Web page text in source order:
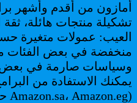
أمازون من أقدم وأشهر
تشكيلة منتجات هائلة،
العيب: عمولات متغيرة
منخفضة في بعض الفئات
وسياسات صارمة في بعض
يمكنك الاستفادة من